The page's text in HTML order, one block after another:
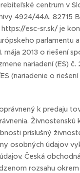
centrum v
4924/44A, 82715
https://esc-sr.sk/ je
parlamentu a
mája 2013 o riešení
nariadení (ES)
(nariadenie o
k predaju
Živnostenskú
príslušný
osobných údajov
Česká
rozsahu